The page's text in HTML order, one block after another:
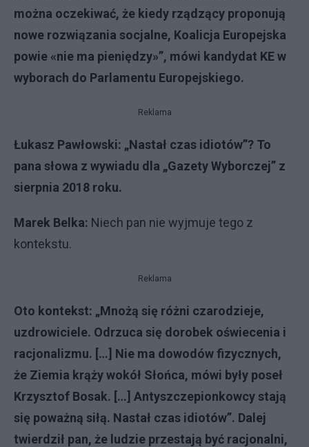
można oczekiwać, że kiedy rządzący proponują
nowe rozwiązania socjalne, Koalicja Europejska
powie «nie ma pieniędzy»”, mówi kandydat KE w
wyborach do Parlamentu Europejskiego.
Reklama
Łukasz Pawłowski: „Nastał czas idiotów”? To
pana słowa z wywiadu dla „Gazety Wyborczej” z
sierpnia 2018 roku.
Marek Belka: Niech pan nie wyjmuje tego z
kontekstu.
Reklama
Oto kontekst: „Mnożą się różni czarodzieje,
uzdrowiciele. Odrzuca się dorobek oświecenia i
racjonalizmu. […] Nie ma dowodów fizycznych,
że Ziemia krąży wokół Słońca, mówi były poseł
Krzysztof Bosak. […] Antyszczepionkowcy stają
się poważną siłą. Nastał czas idiotów”. Dalej
twierdził pan, że ludzie przestają być racjonalni,